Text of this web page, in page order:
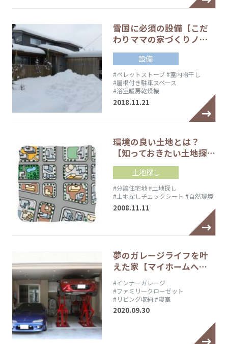
雪国に必須の設備【こだ
わりママの家づくりノ…
設備
#ペレットストーブ#室内物干し
#屋根付き駐車スペース
#浴室暖房乾燥機
2018.11.21
環境の良い土地とは？
【知っておきたい土地探…
土地探し
#分譲住宅地#土地探し
#土地探しチェックシート #自然環境
2008.11.11
夢のガレージライフを叶
えた家【マイホームへ…
#インナーガレージ
#ファミリークローゼット
#リビング収納 #寝室
2020.09.30